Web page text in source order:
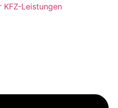
Leistungen